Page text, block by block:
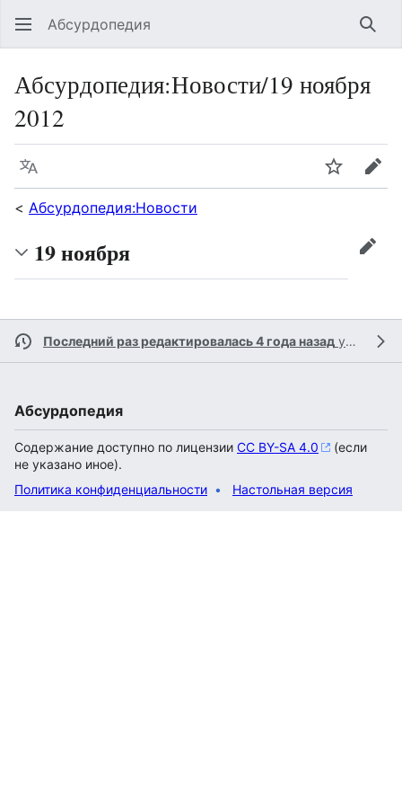
Абсурдопедия
Абсурдопедия:Новости/19 ноября
2012
Язык
< Абсурдопедия:Новости
19 ноября
Последний раз редактировалась 4 года назад участником
Абсурдопедия
Содержание доступно по лицензии CC BY-SA 4.0
(если
не указано иное).
Политика конфиденциальности
Настольная версия